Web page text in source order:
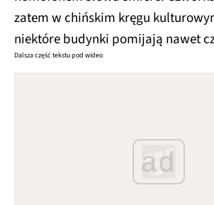
zatem w chińskim kręgu
niektóre budynki pomijają nawet
Dalsza część tekstu pod wideo
ad